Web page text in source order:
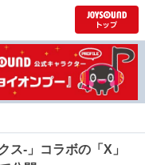
ス-」コラボの「X」